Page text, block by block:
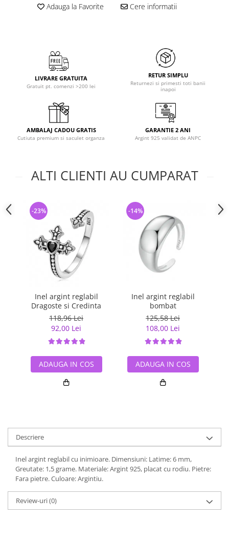
Adauga la Favorite Cere informatii
LIVRARE GRATUITA
Gratuit pt. comenzi >200 lei
RETUR SIMPLU
Returnezi si primesti toti banii
inapoi
AMBALAJ CADOU GRATIS
Cutiuta premium si saculet organza
GARANTIE 2 ANI
Argint 925 validat de ANPC
ALTI CLIENTI AU CUMPARAT
Inel argint reglabil
Dragoste si Credinta
118,96 Lei
92,00 Lei
-23%
ADAUGA IN COS
Inel argint reglabil
bombat
125,58 Lei
108,00 Lei
-14%
ADAUGA IN COS
Descriere
Inel argint reglabil cu inimioare. Dimensiuni: Latime: 6 mm,
Greutate: 1,5 grame. Materiale: Argint 925, placat cu rodiu. Pietre:
Fara pietre. Culoare: Argintiu.
Review-uri(0)